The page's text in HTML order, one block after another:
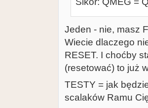
Jeden - nie, masz
Wiecie dlaczego
RESET. I choćby
(resetować) to już
TESTY = jak
scalaków Ramu